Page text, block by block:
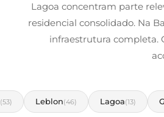
Lagoa concentram parte
residencial consolidado. Na
infraestrutura completa.
(53) Leblon(46) Lagoa(13)